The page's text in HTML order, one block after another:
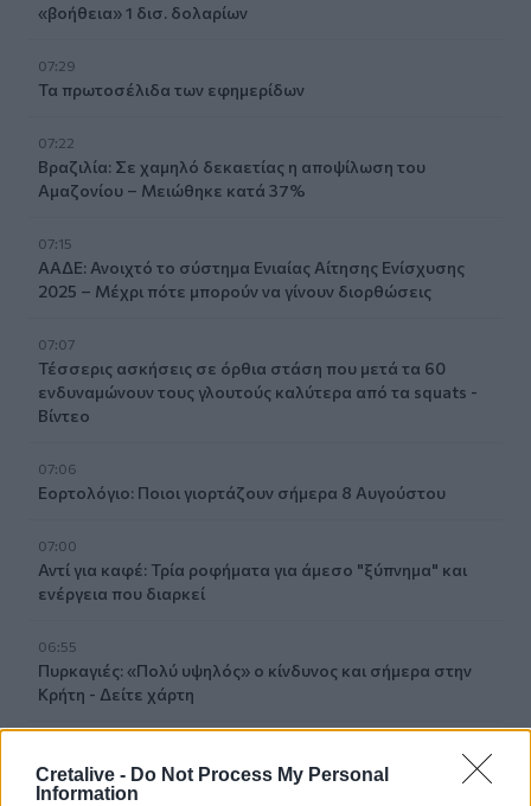
Cretalive - Do Not Process My Personal
Information
«βοήθεια» 1 δισ. δολαρίων
07:29
Τα πρωτοσέλιδα των εφημερίδων
07:22
Βραζιλία: Σε χαμηλό δεκαετίας η αποψίλωση του
Αμαζονίου – Μειώθηκε κατά 37%
07:15
ΑΑΔΕ: Ανοιχτό το σύστημα Ενιαίας Αίτησης Ενίσχυσης
2025 – Μέχρι πότε μπορούν να γίνουν διορθώσεις
07:07
Τέσσερις ασκήσεις σε όρθια στάση που μετά τα 60
ενδυναμώνουν τους γλουτούς καλύτερα από τα squats -
Βίντεο
07:06
Εορτολόγιο: Ποιοι γιορτάζουν σήμερα 8 Αυγούστου
07:00
Αντί για καφέ: Τρία ροφήματα για άμεσο "ξύπνημα" και
ενέργεια που διαρκεί
06:55
Πυρκαγιές: «Πολύ υψηλός» ο κίνδυνος και σήμερα στην
Κρήτη - Δείτε χάρτη
Σητεία: Καλύτερη η εικόνα με την φωτιά στα Αχλάδια -
Βίντεο